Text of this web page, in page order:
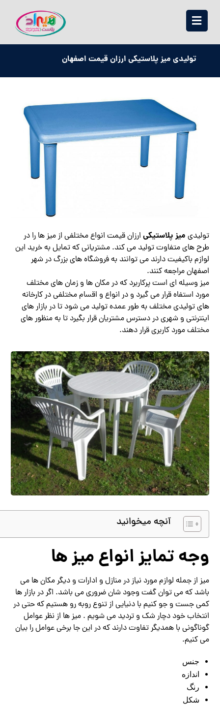
تولیدی میز پلاستیکی ارزان قیمت اصفهان
تولیدی میز پلاستیکی ارزان قیمت انواع مختلفی از میز ها را در
طرح های متفاوت تولید می کند. مشتریانی که تمایل به خرید این
لوازم باکیفیت دارند می توانند به فروشگاه های بزرگ در شهر
اصفهان مراجعه کنند.
میز وسیله ای است پرکاربرد که در مکان ها و زمان های مختلف
مورد استفاه قرار می گیرد و در انواع و اقسام مختلفی در کارخانه
های تولیدی مختلف به طور عمده تولید می شود تا در بازار های
اینترنتی و شهری در دسترس مشتریان قرار بگیرد تا به منظور های
مختلف مورد کاربری قرار دهند.
آنچه میخوانید
وجه تمایز انواع میز ها
میز از جمله لوازم مورد نیاز در منازل و ادارات و دیگر مکان ها می
باشد که می توان گفت وجود شان ضروری می باشد. اگر در بازار ها
کمی جست و جو کنیم با دنیایی از تنوع روبه رو هستیم که حتی در
انتخاب خود دچار شک و تردید می شویم . میز ها از نظر عوامل
گوناگونی با همدیگر تفاوت دارند که در این جا برخی عوامل را بیان
می کنیم.
جنس
اندازه
رنگ
شکل